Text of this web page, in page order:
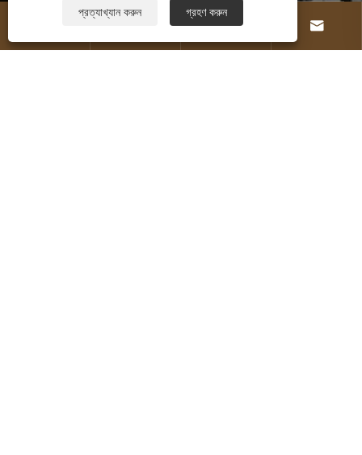
 
প্রত্যাখ্যান করুন গ্রহণ করুন